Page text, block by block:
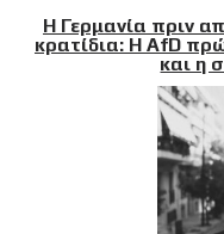
Η Γερμανία πριν
κρατίδια: Η AfD
και η